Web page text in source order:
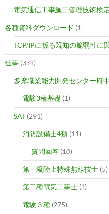
電気通信工事施工管理技術検定
各種資料ダウンロード (1)
TCP/IPに係る既知の脆弱性に
仕事 (331)
多摩職業能力開発センター府
電験3種基礎 (1)
SAT (291)
消防設備士4類 (11)
質問回答 (10)
第一級陸上特殊無線技士 (5)
第二種電気工事士 (1)
電験３種 (275)